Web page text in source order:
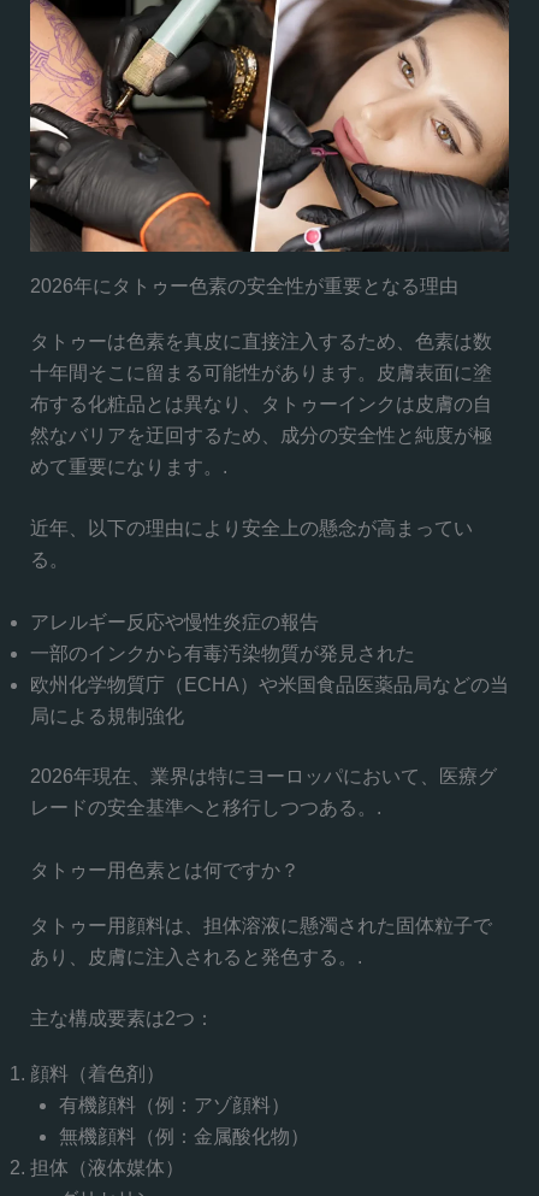
2026年にタトゥー色素の安全性が重要となる理由
タトゥーは色素を真皮に直接注入するため、色素は数
十年間そこに留まる可能性があります。皮膚表面に塗
布する化粧品とは異なり、タトゥーインクは皮膚の自
然なバリアを迂回するため、成分の安全性と純度が極
めて重要になります。.
近年、以下の理由により安全上の懸念が高まってい
る。
アレルギー反応や慢性炎症の報告
一部のインクから有毒汚染物質が発見された
欧州化学物質庁（ECHA）や米国食品医薬品局などの当
局による規制強化
2026年現在、業界は特にヨーロッパにおいて、医療グ
レードの安全基準へと移行しつつある。.
タトゥー用色素とは何ですか？
タトゥー用顔料は、担体溶液に懸濁された固体粒子で
あり、皮膚に注入されると発色する。.
主な構成要素は2つ：
顔料（着色剤）
有機顔料（例：アゾ顔料）
無機顔料（例：金属酸化物）
担体（液体媒体）